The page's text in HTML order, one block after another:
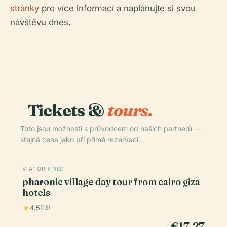
stránky pro více informací a naplánujte si svou
návštěvu dnes.
Tickets &tours.
Toto jsou možnosti s průvodcem od našich partnerů —
stejná cena jako při přímé rezervaci.
VIATOR IHNED
pharonic village day tour from cairo giza
hotels
4.5(13)